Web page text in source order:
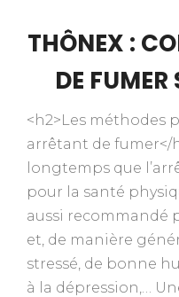
THÔNEX :
DE FUMER
<h2>Les méthodes
arrêtant de fumer</
longtemps que
pour la santé
aussi recommandé
et, de manière
stressé, de bonne
à la dépression,…